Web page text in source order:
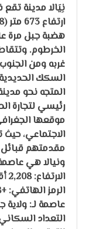
نِيَالا مدينة
الخرطوم.
غربه ومن
السكك
المتجه نحو
رئيسي لتجارة
موقعها
الاجتماعي،
مقدمتهم قبائل
ونيالا هي
الارتفاع: 2,208 أقدام
الرمز الهاتفي: +2497118
عاصمة لـ: ولاية
التعداد السكاني: 368 ألف نسمة (إحصاء